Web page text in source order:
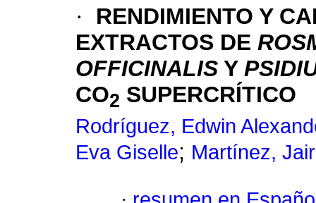
·
RENDIMIENTO Y
EXTRACTOS DE
OFFICINALIS Y
CO2 SUPERCRÍTICO
Rodríguez, Edwin
Eva Giselle; Martínez,